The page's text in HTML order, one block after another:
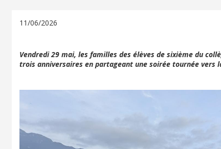
11/06/2026
Vendredi 29 mai, les familles des élèves de sixième du
trois anniversaires en partageant une soirée tournée vers